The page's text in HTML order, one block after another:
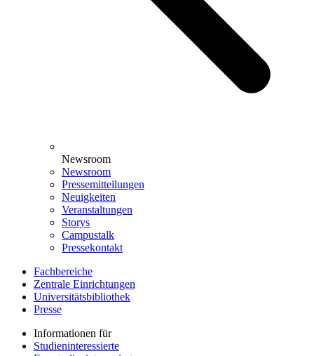
Newsroom
Newsroom
Pressemitteilungen
Neuigkeiten
Veranstaltungen
Storys
Campustalk
Pressekontakt
Fachbereiche
Zentrale Einrichtungen
Universitätsbibliothek
Presse
Informationen für
Studieninteressierte